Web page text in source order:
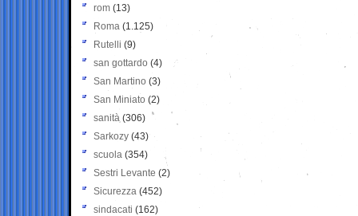
rom (13)
Roma (1.125)
Rutelli (9)
san gottardo (4)
San Martino (3)
San Miniato (2)
sanità (306)
Sarkozy (43)
scuola (354)
Sestri Levante (2)
Sicurezza (452)
sindacati (162)